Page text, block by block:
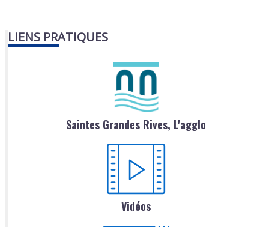
LIENS PRATIQUES
Saintes Grandes Rives, L'agglo
Vidéos